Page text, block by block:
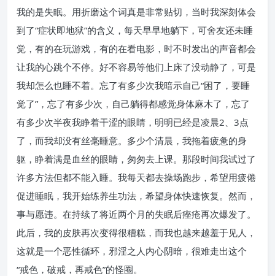
我的是失眠。用折磨这个词真是非常贴切，当时我深刻体会
到了“症状即地狱”的含义，每天早早地躺下，可舍友还未睡
觉，有的在玩游戏，有的在看电影，时不时发出的声音都会
让我的心跳个不停。好不容易等他们上床了没动静了，可是
我却怎么也睡不着。忘了有多少次我暗示自己“困了，要睡
觉了”，忘了有多少次，自己躺得都感觉身体麻木了，忘了
有多少次半夜我睁着干涩的眼睛，明明已经是凌晨2、3点
了，而我却没有丝毫睡意。多少个清晨，我拖着疲惫的身
躯，睁着满是血丝的眼睛，匆匆去上课。那段时间我试过了
许多方法但都不能入睡。我每天都去操场跑步，希望用疲倦
促进睡眠，我开始练养生功法，希望身体快速恢复。然而，
事与愿违。在持续了将近两个月的失眠后痤疮再次爆发了。
此后，我的皮肤再次变得很糟糕，而我也越来越羞于见人，
这就是一个恶性循环，邪淫之人内心阴暗，很难走出这个
“戒色，破戒，再戒色”的怪圈。